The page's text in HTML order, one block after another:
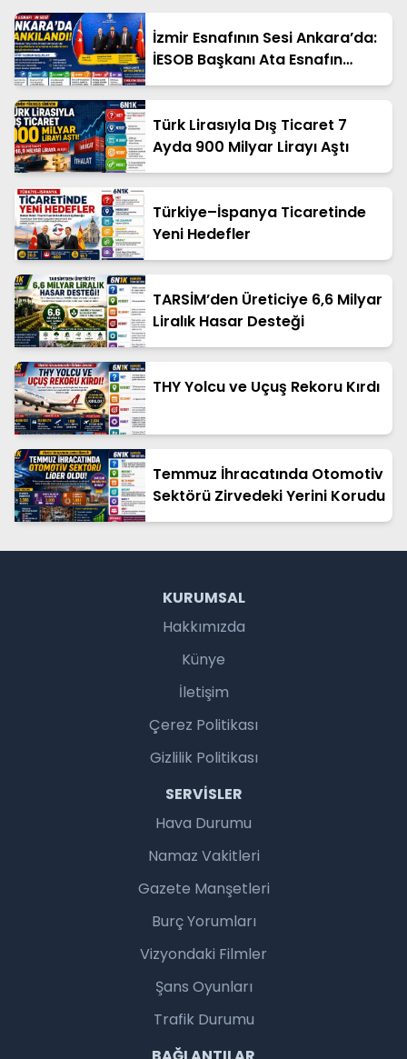
İzmir Esnafının Sesi Ankara’da:
İESOB Başkanı Ata Esnafın
Taleplerini Başkent Gündemine
Türk Lirasıyla Dış Ticaret 7
Ayda 900 Milyar Lirayı Aştı
Türkiye–İspanya Ticaretinde
Yeni Hedefler
TARSİM’den Üreticiye 6,6 Milyar
Liralık Hasar Desteği
THY Yolcu ve Uçuş Rekoru Kırdı
Temmuz İhracatında Otomotiv
Sektörü Zirvedeki Yerini Korudu
KURUMSAL
Hakkımızda
Künye
İletişim
Çerez Politikası
Gizlilik Politikası
SERVISLER
Hava Durumu
Namaz Vakitleri
Gazete Manşetleri
Burç Yorumları
Vizyondaki Filmler
Şans Oyunları
Trafik Durumu